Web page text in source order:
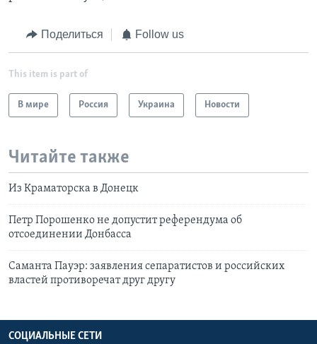
Поделиться Follow us
This item is part of
В мире Россия Украина Новости
Читайте также
Из Краматорска в Донецк
Петр Порошенко не допустит референдума об
отсоединении Донбасса
Саманта Пауэр: заявления сепаратистов и российских
властей противоречат друг другу
СОЦИАЛЬНЫЕ СЕТИ